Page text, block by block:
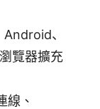
、
覽器擴充
線、